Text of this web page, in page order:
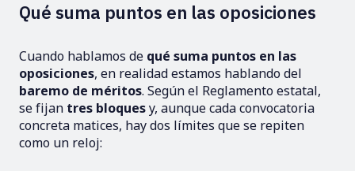
Qué suma puntos en las oposiciones
Cuando hablamos de qué suma puntos en las
oposiciones, en realidad estamos hablando del
baremo de méritos. Según el Reglamento estatal,
se fijan tres bloquesy, aunque cada convocatoria
concreta matices, hay dos límites que se repiten
como un reloj: